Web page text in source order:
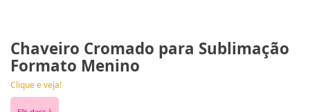
Chaveiro Cromado para Sublimação
Formato Menino
Clique e veja!